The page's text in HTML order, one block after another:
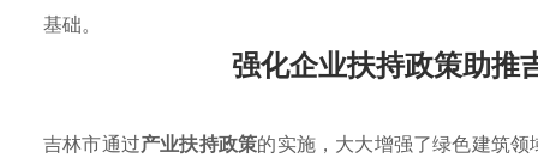
基础。
强化企业扶持政策助推
吉林市通过产业扶持政策的实施，大大增强了绿色建筑